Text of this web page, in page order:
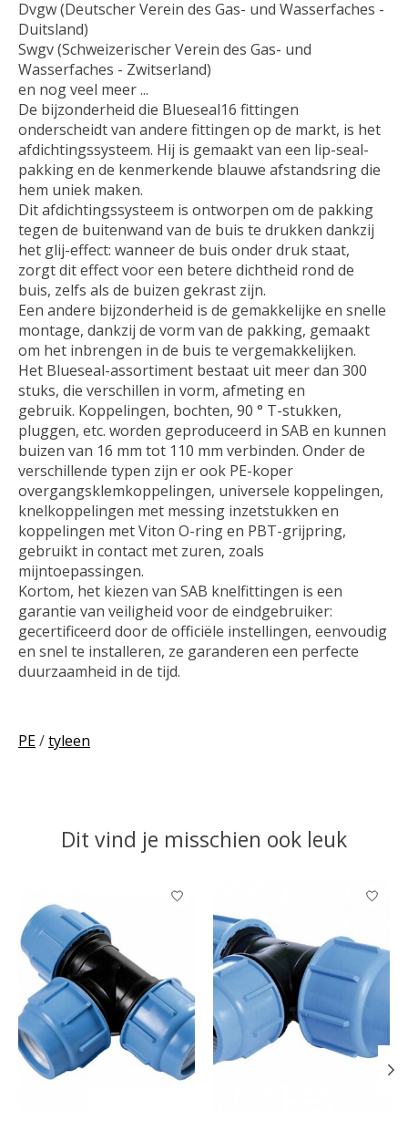
Dvgw (Deutscher Verein des Gas- und Wasserfaches -
Duitsland)
Swgv (Schweizerischer Verein des Gas- und
Wasserfaches - Zwitserland)
en nog veel meer ...
De bijzonderheid die Blueseal16 fittingen
onderscheidt van andere fittingen op de markt, is het
afdichtingssysteem. Hij is gemaakt van een lip-seal-
pakking en de kenmerkende blauwe afstandsring die
hem uniek maken.
Dit afdichtingssysteem is ontworpen om de pakking
tegen de buitenwand van de buis te drukken dankzij
het glij-effect: wanneer de buis onder druk staat,
zorgt dit effect voor een betere dichtheid rond de
buis, zelfs als de buizen gekrast zijn.
Een andere bijzonderheid is de gemakkelijke en snelle
montage, dankzij de vorm van de pakking, gemaakt
om het inbrengen in de buis te vergemakkelijken.
Het Blueseal-assortiment bestaat uit meer dan 300
stuks, die verschillen in vorm, afmeting en
gebruik. Koppelingen, bochten, 90 ° T-stukken,
pluggen, etc. worden geproduceerd in SAB en kunnen
buizen van 16 mm tot 110 mm verbinden. Onder de
verschillende typen zijn er ook PE-koper
overgangsklemkoppelingen, universele koppelingen,
knelkoppelingen met messing inzetstukken en
koppelingen met Viton O-ring en PBT-grijpring,
gebruikt in contact met zuren, zoals
mijntoepassingen.
Kortom, het kiezen van SAB knelfittingen is een
garantie van veiligheid voor de eindgebruiker:
gecertificeerd door de officiële instellingen, eenvoudig
en snel te installeren, ze garanderen een perfecte
duurzaamheid in de tijd.
PE/tyleen
Dit vind je misschien ook leuk
Items van productcarrousel